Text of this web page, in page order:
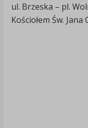
ul. Brzeska – pl.
Kościołem Św. Jana